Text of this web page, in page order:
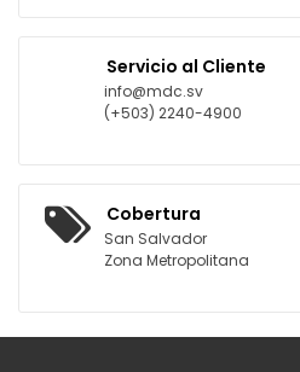
Servicio al Cliente
info@mdc.sv
(+503) 2240-4900
Cobertura
San Salvador
Zona Metropolitana